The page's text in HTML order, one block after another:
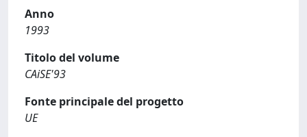
Anno
1993
Titolo del volume
CAiSE'93
Fonte principale del progetto
UE